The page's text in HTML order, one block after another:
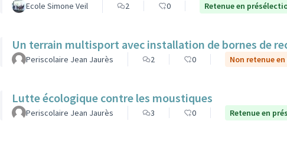
Ecole Simone Veil 2 0 Retenue en
Un terrain multisport avec installation de bornes de
Periscolaire Jean Jaurès 2 0 Non retenue
Lutte écologique contre les moustiques
Periscolaire Jean Jaurès 3 0 Retenue en